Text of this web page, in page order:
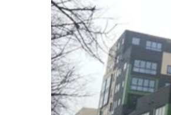
Inklappen